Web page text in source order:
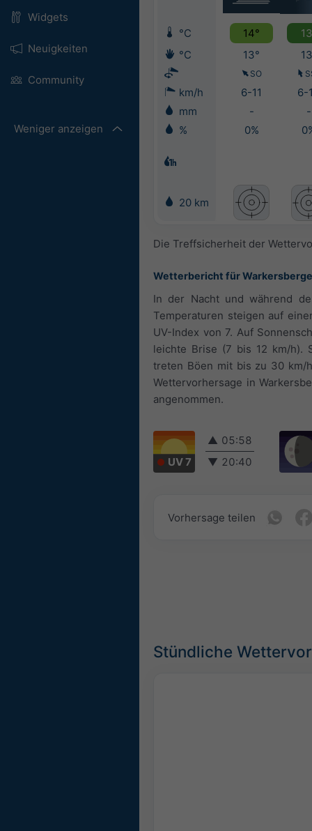
Widgets
Neuigkeiten
Community
Weniger anzeigen
°C 14°
°C
13°
SO
km/h 6-11
6-
mm
-
-
%
0%
20 km
Die Treffsicherheit der
Wetterbericht für
In der Nacht und während
Temperaturen steigen auf
UV-Index von 7. Auf
leichte Brise (7 bis 12 km/h).
treten Böen mit bis zu 30 km/
Wettervorhersage in
angenommen.
UV 7
▲ 05:58
▼ 20:40
Vorhersage teilen
Stündliche